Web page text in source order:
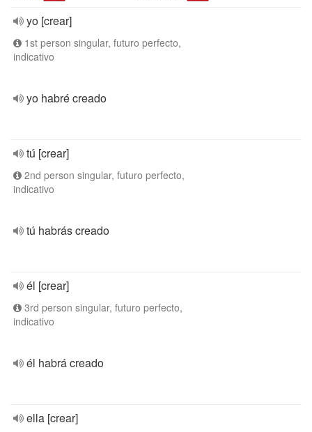
yo [crear]
1st person singular, futuro perfecto,
indicativo
yo habré creado
tú [crear]
2nd person singular, futuro perfecto,
indicativo
tú habrás creado
él [crear]
3rd person singular, futuro perfecto,
indicativo
él habrá creado
ella [crear]